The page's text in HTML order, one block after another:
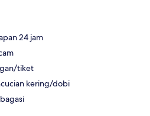
24 jam
tiket
kering/dobi